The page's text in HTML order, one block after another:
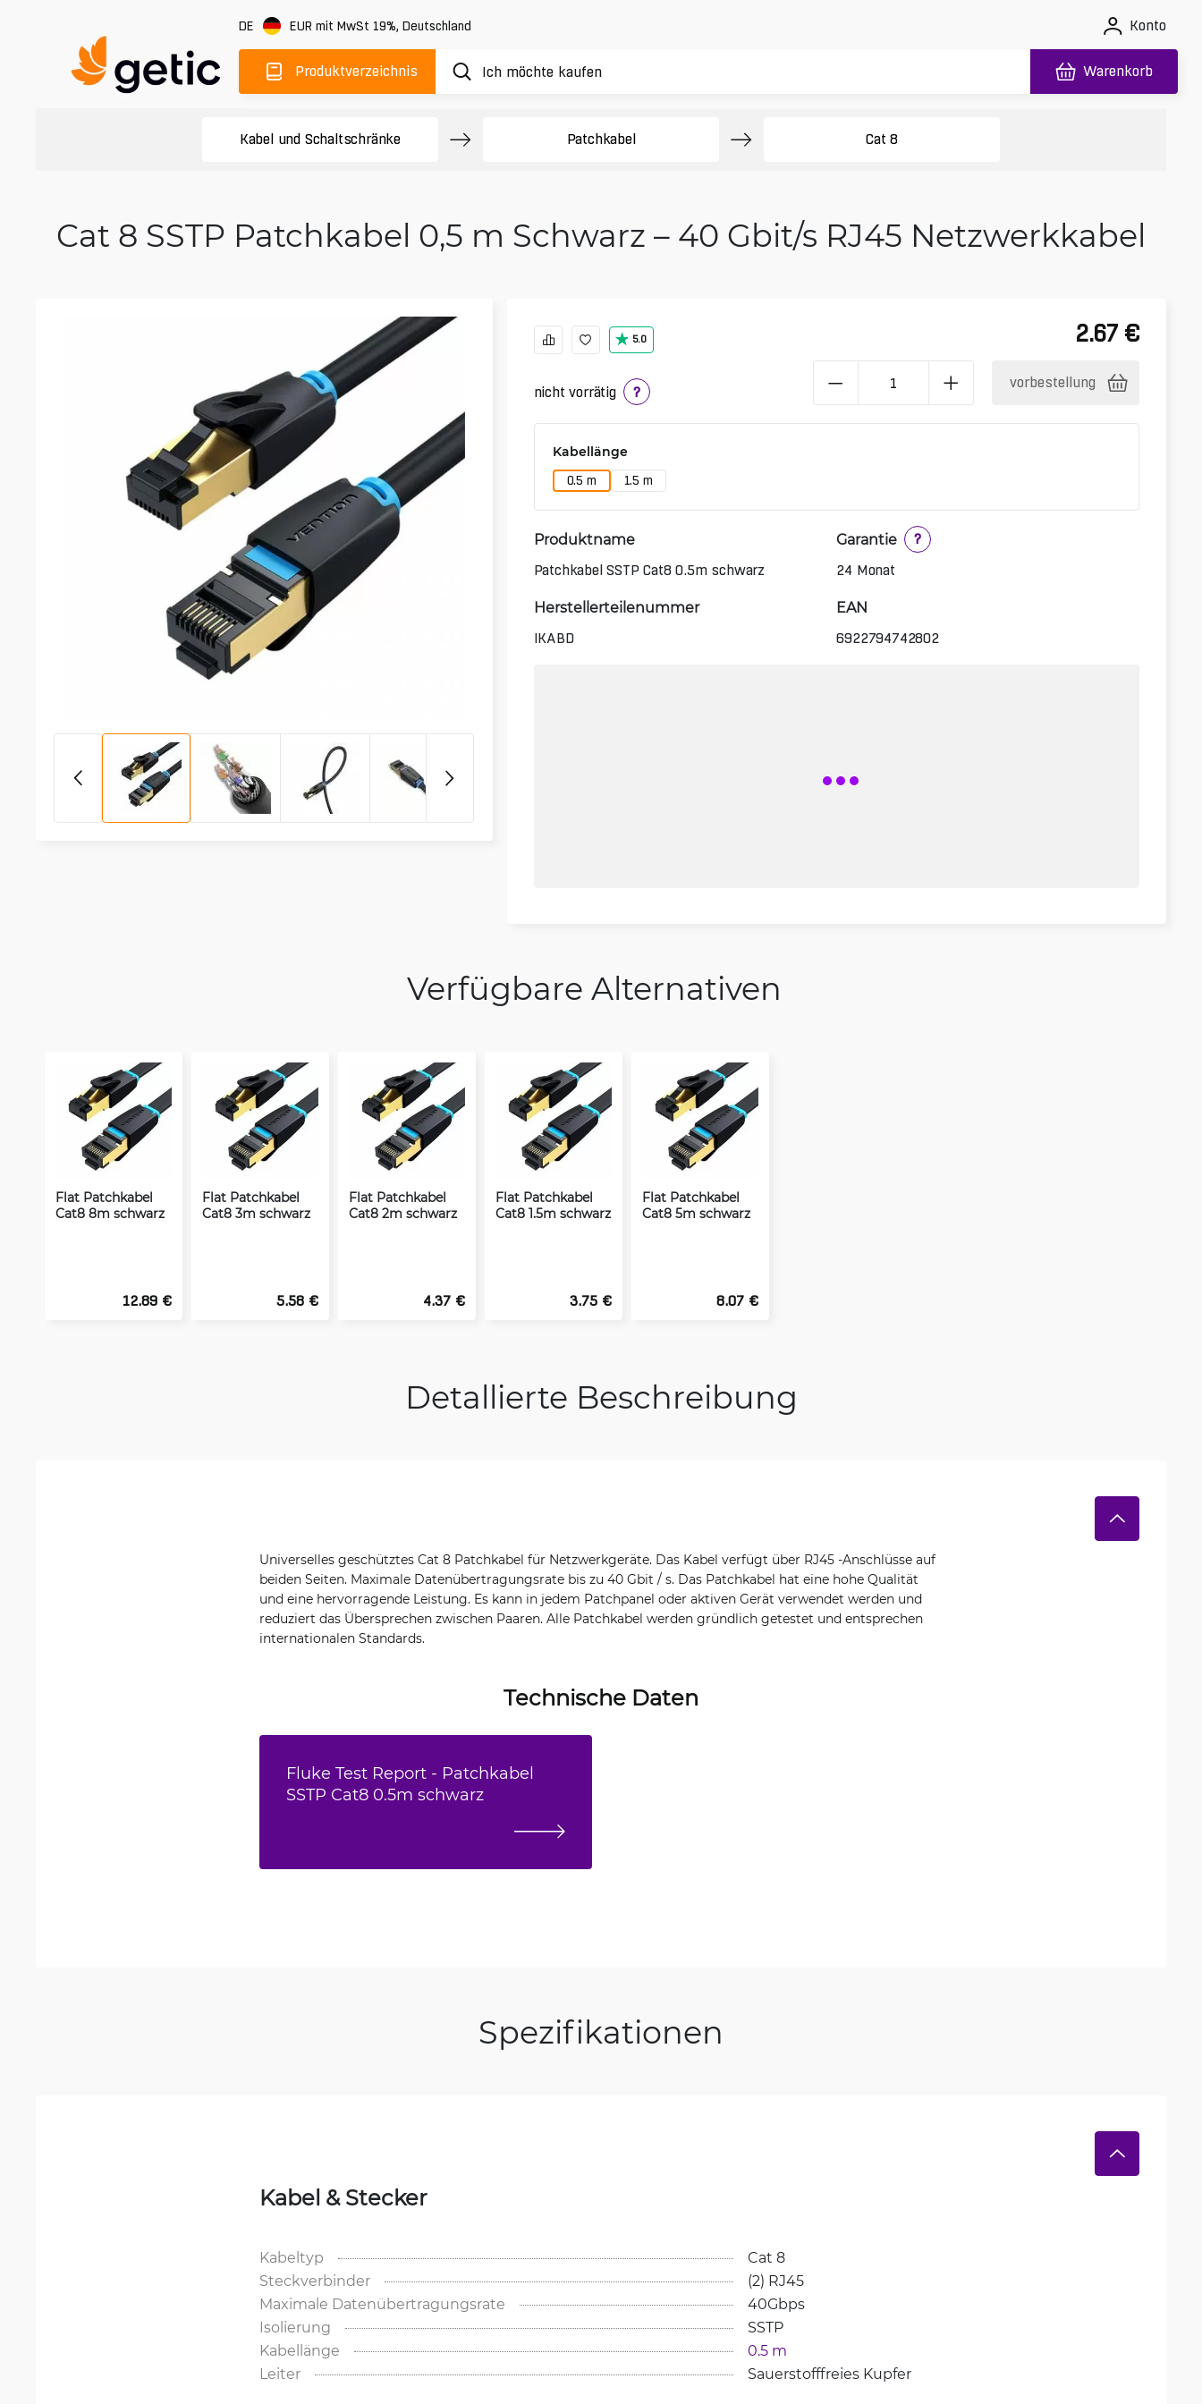
DE EUR mit MwSt 19%, Deutschland Konto
Produktverzeichnis Warenkorb
Kabel und Schaltschränke Patchkabel Cat 8
Cat 8 SSTP Patchkabel 0,5 m Schwarz – 40 Gbit/s RJ45 Netzwerkkabel
5.0
nicht vorrätig ?
2.67 €
vorbestellung
Kabellänge
0.5 m 1.5 m
Produktname
Patchkabel SSTP Cat8 0.5m schwarz
Garantie
?
24 Monat
Herstellerteilenummer
IKABD
EAN
6922794742802
Verfügbare Alternativen
Flat Patchkabel
Cat8 8m schwarz
12.89 €
Flat Patchkabel
Cat8 3m schwarz
5.58 €
Flat Patchkabel
Cat8 2m schwarz
4.37 €
Flat Patchkabel
Cat8 1.5m schwarz
3.75 €
Flat Patchkabel
Cat8 5m schwarz
8.07 €
Detallierte Beschreibung
Universelles geschütztes Cat 8 Patchkabel für Netzwerkgeräte. Das Kabel verfügt über RJ45 -Anschlüsse auf
beiden Seiten. Maximale Datenübertragungsrate bis zu 40 Gbit / s. Das Patchkabel hat eine hohe Qualität
und eine hervorragende Leistung. Es kann in jedem Patchpanel oder aktiven Gerät verwendet werden und
reduziert das Übersprechen zwischen Paaren. Alle Patchkabel werden gründlich getestet und entsprechen
internationalen Standards.
Technische Daten
Fluke Test Report - Patchkabel
SSTP Cat8 0.5m schwarz
Spezifikationen
Kabel & Stecker
Kabeltyp
Cat 8
Steckverbinder
(2) RJ45
Maximale Datenübertragungsrate
40Gbps
Isolierung
SSTP
Kabellänge
0.5 m
Leiter
Sauerstofffreies Kupfer